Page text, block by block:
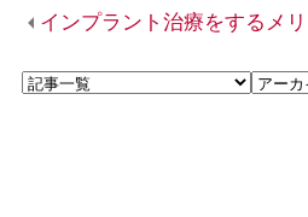
インプラント治療をするメリ